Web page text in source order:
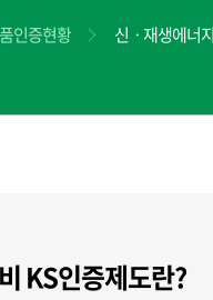
인증현황 신ㆍ재생에너
KS인증제도란?